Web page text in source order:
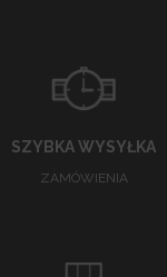
SZYBKA WYSYŁKA
ZAMÓWIENIA